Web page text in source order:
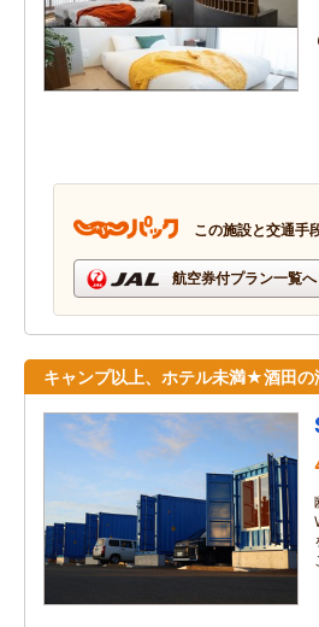
この施設と交通手
航空券付プラン一覧へ
キャンプ以上、ホテル未満★酒田